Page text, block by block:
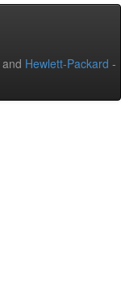
and Hewlett-Packard -